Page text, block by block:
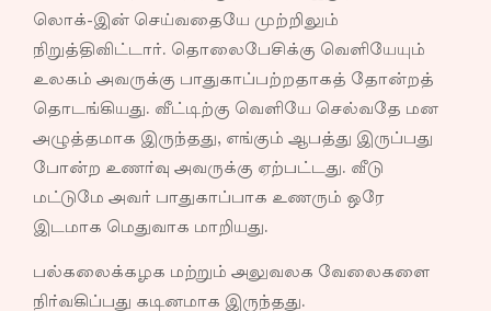
லொக்-இன் செய்வதையே முற்றிலும்
நிறுத்திவிட்டார். தொலைபேசிக்கு வெளியேயும்
உலகம் அவருக்கு பாதுகாப்பற்றதாகத் தோன்றத்
தொடங்கியது. வீட்டிற்கு வெளியே செல்வதே மன
அழுத்தமாக இருந்தது, எங்கும் ஆபத்து இருப்பது
போன்ற உணர்வு அவருக்கு ஏற்பட்டது. வீடு
மட்டுமே அவர் பாதுகாப்பாக உணரும் ஒரே
இடமாக மெதுவாக மாறியது.
பல்கலைக்கழக மற்றும் அலுவலக வேலைகளை
நிர்வகிப்பது கடினமாக இருந்தது.